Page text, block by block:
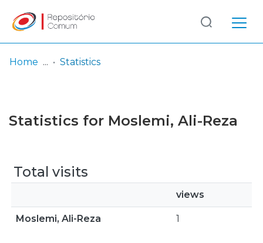
Browse repository
Log
In
(current)
Home Statistics
Statistics for Moslemi, Ali-Reza
Total visits
views
Moslemi, Ali-Reza 1